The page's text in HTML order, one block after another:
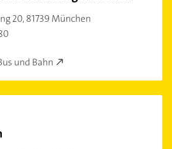
20,81739 München
und Bahn